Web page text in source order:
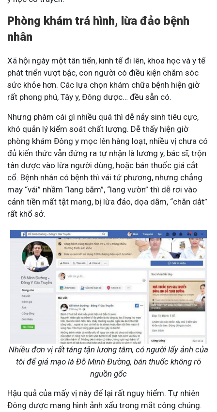
Phòng khám trá hình, lừa đảo bệnh
nhân
Xã hội ngày một tân tiến, kinh tế đi lên, khoa học và y tế
phát triển vượt bậc, con người có điều kiện chăm sóc
sức khỏe hơn. Các lựa chọn khám chữa bệnh hiện giờ
rất phong phú, Tây y, Đông dược… đều sẵn có.
Nhưng phàm cái gì nhiều quá thì dễ nảy sinh tiêu cực,
khó quản lý kiểm soát chất lượng. Dễ thấy hiện giờ
phòng khám Đông y mọc lên hàng loạt, nhiều vị chưa có
đủ kiến thức vẫn đứng ra tự nhận là lương y, bác sĩ, trộn
tân dược vào lừa người dùng, hoặc bán thuốc giá cắt
cổ. Bệnh nhân có bệnh thì vái tứ phương, nhưng chẳng
may “vái” nhầm “lang băm”, “lang vườn” thì dễ rơi vào
cảnh tiền mất tật mang, bị lừa đảo, dọa dẫm, “chăn dắt”
rất khổ sở.
Nhiều đơn vị rất táng tận lương tâm, có người lấy ảnh của
tôi để giả mạo là Đỗ Minh Đường, bán thuốc không rõ
nguồn gốc
Hậu quả của mấy vị này để lại rất nguy hiểm. Tự nhiên
Đông dược mang hình ảnh xấu trong mắt công chúng.